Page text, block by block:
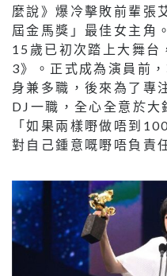
麼說》爆冷擊敗前輩張
屆金馬獎」最佳女主角
15歲已初次踏上大舞台
3》。正式成為演員前
身兼多職，後來為了專
DJ一職，全心全意於大
「如果兩樣嘢做唔到
對自己鍾意嘅嘢唔負責